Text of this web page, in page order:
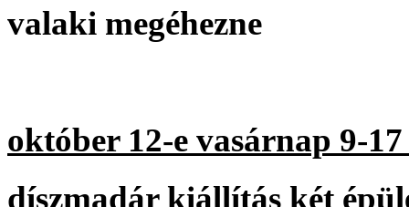
valaki megéhezne
október 12-e vasárnap 9-
díszmadár kiállítás két